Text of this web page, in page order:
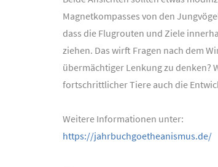
Magnetkompasses von den
dass die Flugrouten und Ziele
ziehen. Das wirft Fragen nach dem
übermächtiger Lenkung zu denken?
fortschrittlicher Tiere auch die
Weitere Informationen unter:
https://jahrbuchgoetheanismus.de/